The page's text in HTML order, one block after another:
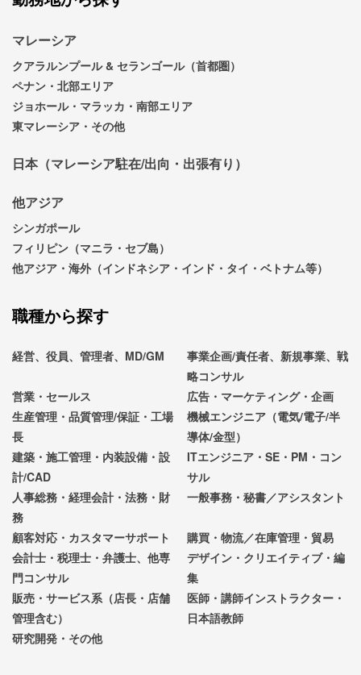
マレーシア
クアラルンプール & セランゴール（首都圏）
ペナン・北部エリア
ジョホール・マラッカ・南部エリア
東マレーシア・その他
日本（マレーシア駐在/出向・出張有り）
他アジア
シンガポール
フィリピン（マニラ・セブ島）
他アジア・海外（インドネシア・インド・タイ・ベトナム等）
職種から探す
経営、役員、管理者、MD/GM
事業企画/責任者、新規事業、戦
略コンサル
営業・セールス
広告・マーケティング・企画
生産管理・品質管理/保証・工場
長
機械エンジニア（電気/電子/半
導体/金型）
建築・施工管理・内装設備・設
計/CAD
ITエンジニア・SE・PM・コン
サル
人事総務・経理会計・法務・財
務
一般事務・秘書／アシスタント
顧客対応・カスタマーサポート
購買・物流／在庫管理・貿易
会計士・税理士・弁護士、他専
門コンサル
デザイン・クリエイティブ・編
集
販売・サービス系（店長・店舗
管理含む）
医師・講師インストラクター・
日本語教師
研究開発・その他